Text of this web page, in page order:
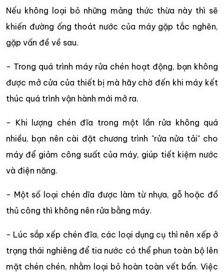
Nếu không loại bỏ những mảng thức thừa này thì sẽ
khiến đường ống thoát nước của máy gặp tắc nghẽn,
gặp vấn đề về sau.
- Trong quá trình máy rửa chén hoạt động, bạn không
được mở cửa của thiết bị mà hãy chờ đến khi máy kết
thúc quá trình vận hành mới mở ra.
- Khi lượng chén đĩa trong một lần rửa không quá
nhiều, bạn nên cài đặt chương trình "rửa nửa tải" cho
máy để giảm công suất của máy, giúp tiết kiệm nước
và điện năng.
- Một số loại chén dĩa được làm từ nhựa, gỗ hoặc đồ
thủ công thì không nên rửa bằng máy.
- Lúc sắp xếp chén đĩa, các loại dụng cụ thì nên xếp ở
trạng thái nghiêng để tia nước có thể phun toàn bộ lên
mặt chén chén, nhằm loại bỏ hoàn toàn vết bẩn. Việc